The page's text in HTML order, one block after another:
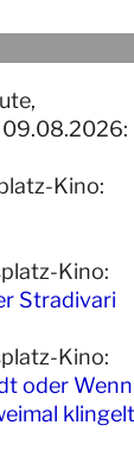
Kino:
Kino:
Stradivari
Kino:
oder Wenn
klingelt